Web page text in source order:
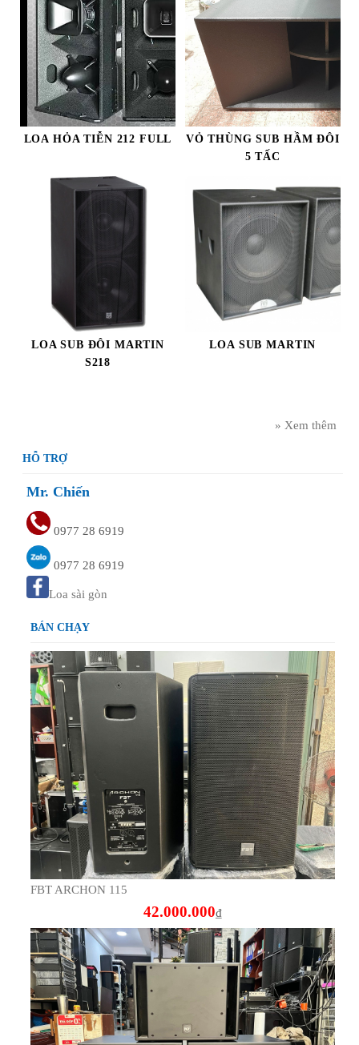
LOA HỎA TIỄN 212 FULL
VỎ THÙNG SUB HẦM ĐÔI
5 TẤC
LOA SUB ĐÔI MARTIN
S218
LOA SUB MARTIN
» Xem thêm
HỖ TRỢ
Mr. Chiến
0977 28 6919
0977 28 6919
Loa sài gòn
BÁN CHẠY
Cục Đẩy QSC PLX 3402
14.500.000
Cục Đẩy QSC PLX 3002
FBT ARCHON 115
42.000.000₫